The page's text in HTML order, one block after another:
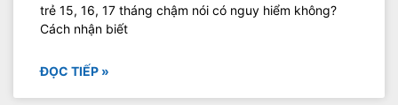
trẻ 15, 16, 17 tháng chậm nói có nguy hiểm không?
Cách nhận biết
ĐỌC TIẾP »